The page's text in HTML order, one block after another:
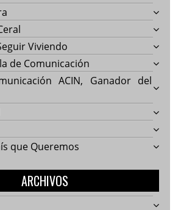
Viviendo
de Comunicación
ACIN, Ganador del
que Queremos
ARCHIVOS